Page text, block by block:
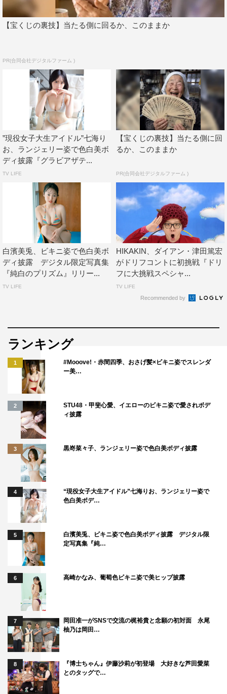
【宝くじの裏技】当たる側に回るか、このままか
PR(合同会社デジタルファーム )
”現役女子大生アイドル”七海り
お、ランジェリー姿で色白美ボ
ディ披露『グラビアザテ...
TV LIFE
【宝くじの裏技】当たる側に回
るか、このままか
PR(合同会社デジタルファーム )
白濱美兎、ビキニ姿で色白美ボ
ディ披露 デジタル限定写真集
『純白のプリズム』リリー...
TV LIFE
HIKAKIN、ダイアン・津田篤宏
がドリフコントに初挑戦『ドリ
フに大挑戦スペシャ...
TV LIFE
Recommended by
ランキング
1
#Mooove!・赤間四季、おさげ髪×ビキニ姿でスレンダ
ー美…
2
STU48・甲斐心愛、イエローのビキニ姿で愛されボデ
ィ披露
3 黒嵜菜々子、ランジェリー姿で色白美ボディ披露
4
“現役女子大生アイドル”七海りお、ランジェリー姿で
色白美ボデ…
5
白濱美兎、ビキニ姿で色白美ボディ披露 デジタル限
定写真集『純…
6 高崎かなみ、葡萄色ビキニ姿で美ヒップ披露
7
岡田准一がSNSで交流の梶裕貴と念願の初対面 永尾
柚乃は岡田…
8
『博士ちゃん』伊藤沙莉が初登場 大好きな芦田愛菜
とのタッグで…